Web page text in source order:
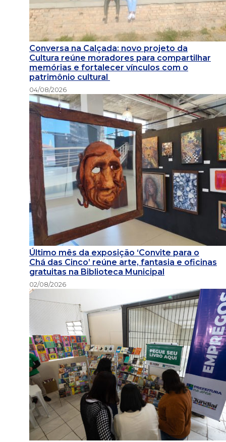
Conversa na Calçada: novo projeto da
Cultura reúne moradores para compartilhar
memórias e fortalecer vínculos com o
patrimônio cultural
04/08/2026
Último mês da exposição ‘Convite para o
Chá das Cinco’ reúne arte, fantasia e oficinas
gratuitas na Biblioteca Municipal
02/08/2026